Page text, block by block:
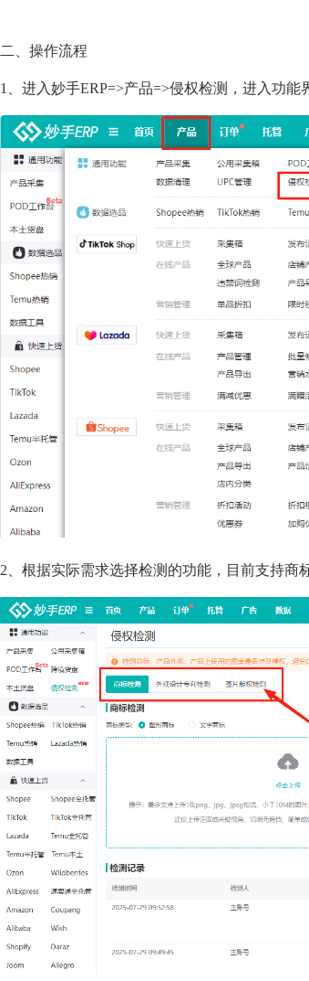
二、操作流程
1、进入妙手ERP=>产品=>侵权检测，进入功能
2、根据实际需求选择检测的功能，目前支持商